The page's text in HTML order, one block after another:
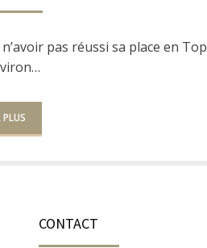
pas réussi sa place en Top
CONTACT